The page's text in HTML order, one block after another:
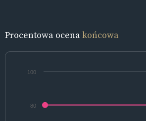
Procentowa ocenakońcowa
80
100